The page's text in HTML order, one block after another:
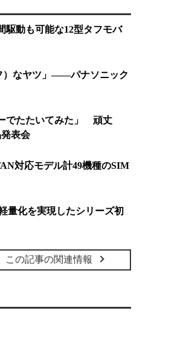
動も可能な12型タフモバ
）なヤツ」――パナソニック
でたたいてみた」 頑丈
表会
対応モデル計49機種のSIM
量化を実現したシリーズ初
この記事の関連情報